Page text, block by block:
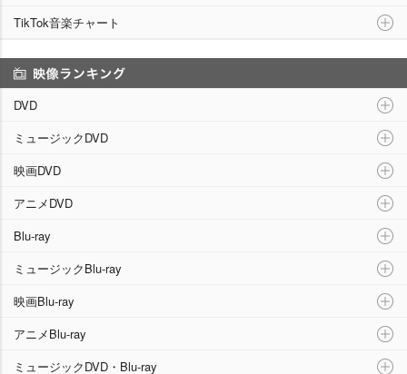
TikTok音楽チャート
DVD
ミュージックDVD
映画DVD
アニメDVD
Blu-ray
ミュージックBlu-ray
映画Blu-ray
アニメBlu-ray
ミュージックDVD・Blu-ray